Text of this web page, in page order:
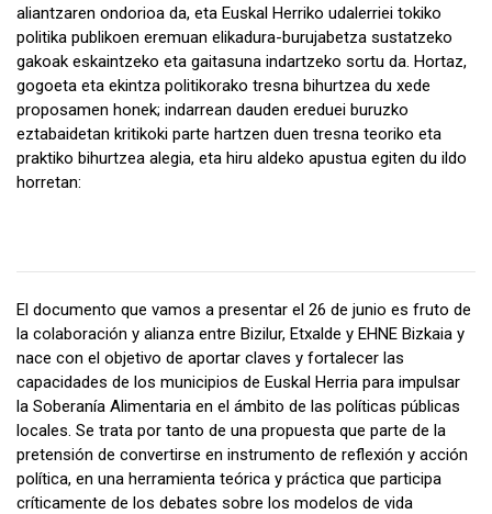
aliantzaren ondorioa da, eta Euskal Herriko udalerriei tokiko
politika publikoen eremuan elikadura-burujabetza sustatzeko
gakoak eskaintzeko eta gaitasuna indartzeko sortu da. Hortaz,
gogoeta eta ekintza politikorako tresna bihurtzea du xede
proposamen honek; indarrean dauden ereduei buruzko
eztabaidetan kritikoki parte hartzen duen tresna teoriko eta
praktiko bihurtzea alegia, eta hiru aldeko apustua egiten du ildo
horretan:
El documento que vamos a presentar el 26 de junio es fruto de
la colaboración y alianza entre Bizilur, Etxalde y EHNE Bizkaia y
nace con el objetivo de aportar claves y fortalecer las
capacidades de los municipios de Euskal Herria para impulsar
la Soberanía Alimentaria en el ámbito de las políticas públicas
locales. Se trata por tanto de una propuesta que parte de la
pretensión de convertirse en instrumento de reflexión y acción
política, en una herramienta teórica y práctica que participa
críticamente de los debates sobre los modelos de vida